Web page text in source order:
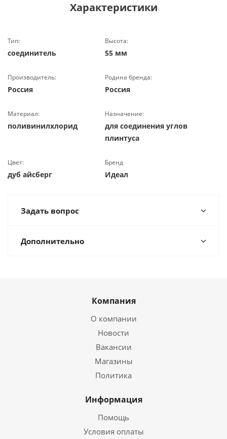
Характеристики
Тип:
соединитель
Высота:
55 мм
Производитель:
Россия
Родина бренда:
Россия
Материал:
поливинилхлорид
Назначение:
для соединения углов
плинтуса
Цвет:
дуб айсберг
Бренд
Идеал
Задать вопрос
Дополнительно
Компания
О компании
Новости
Вакансии
Магазины
Политика
Информация
Помощь
Условия оплаты